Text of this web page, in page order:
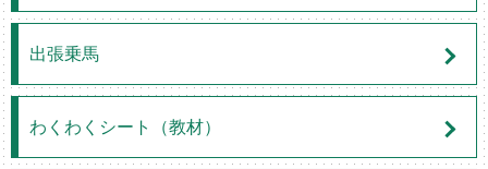
出張乗馬
わくわくシート（教材）